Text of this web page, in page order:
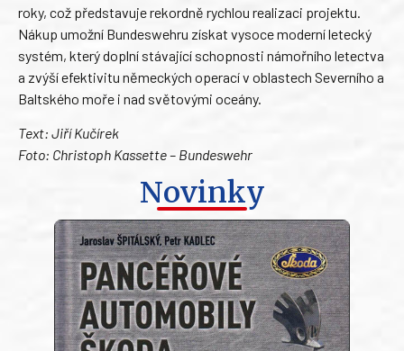
roky, což představuje rekordně rychlou realizaci projektu.
Nákup umožní Bundeswehru získat vysoce moderní letecký
systém, který doplní stávající schopnosti námořního letectva
a zvýší efektivitu německých operací v oblastech Severního a
Baltského moře i nad světovými oceány.
Text: Jiří Kučírek
Foto: Christoph Kassette – Bundeswehr
Novinky